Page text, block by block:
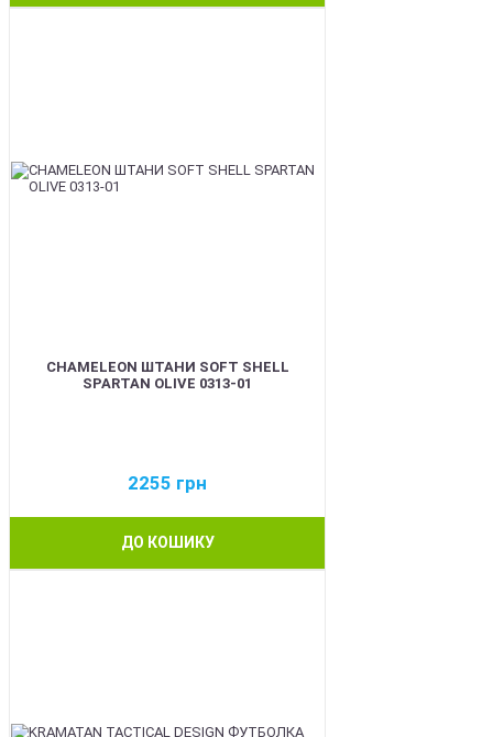
CHAMELEON ШТАНИ SOFT SHELL
SPARTAN OLIVE 0313-01
2255 грн
ДО КОШИКУ